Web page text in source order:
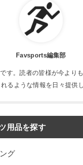
Favsports編集部
す。読者の皆様が今より
るような情報を日々提供
用品を探す
グ